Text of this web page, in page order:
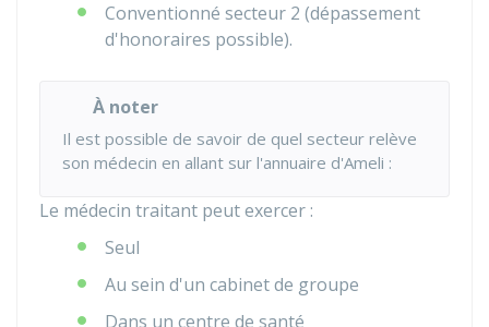
Conventionné secteur 2 (dépassement
d'honoraires possible).
À noter
Il est possible de savoir de quel secteur relève
son médecin en allant sur l'annuaire d'Ameli :
Le médecin traitant peut exercer :
Seul
Au sein d'un cabinet de groupe
Dans un centre de santé